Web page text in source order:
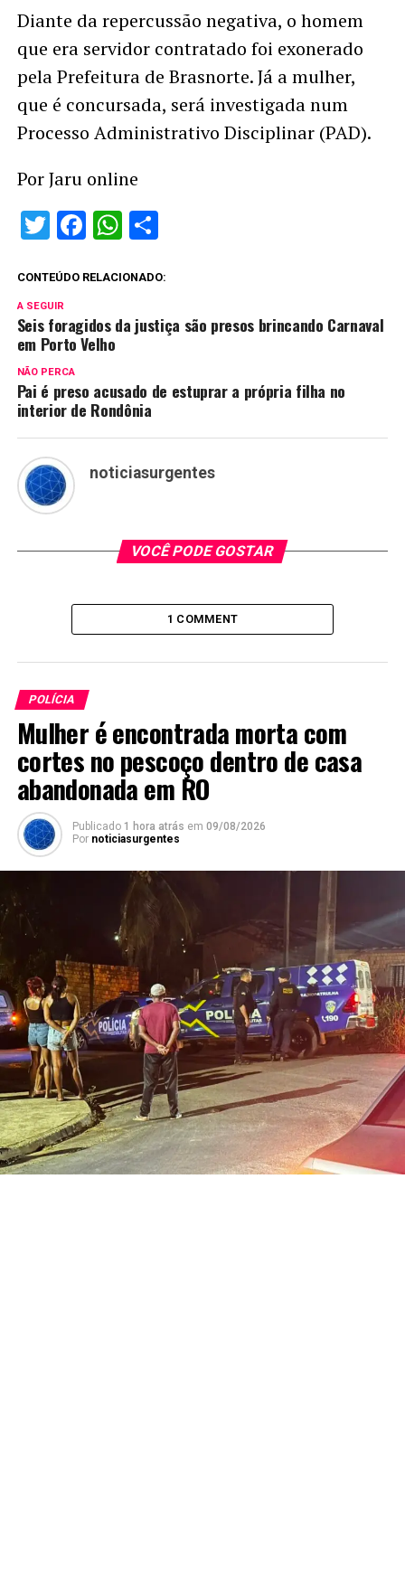
Diante da repercussão negativa, o homem
que era servidor contratado foi exonerado
pela Prefeitura de Brasnorte. Já a mulher,
que é concursada, será investigada num
Processo Administrativo Disciplinar (PAD).
Por Jaru online
Twitter
Facebook
WhatsApp
Share
CONTEÚDO RELACIONADO:
A SEGUIR
Seis foragidos da justiça são presos brincando Carnaval
em Porto Velho
NÃO PERCA
Pai é preso acusado de estuprar a própria filha no
interior de Rondônia
noticiasurgentes
VOCÊ PODE GOSTAR
1 COMMENT
POLÍCIA
Mulher é encontrada morta com
cortes no pescoço dentro de casa
abandonada em RO
Publicado 1 hora atrás em 09/08/2026
Por noticiasurgentes